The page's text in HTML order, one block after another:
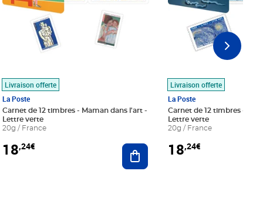
au panier
Livraison offerte
La Poste
Carnet de 12 timbres - Maman dans l'art -
Lettre verte
20g / France
18,24€ Ajouter au panier
Livraison offerte
La Poste
Carnet de 12 timbres - Le
Lettre verte
20g / France
18,24€